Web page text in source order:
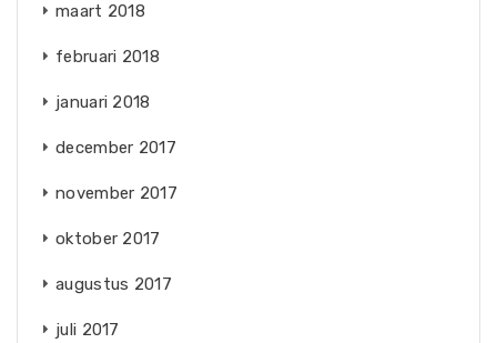
maart 2018
februari 2018
januari 2018
december 2017
november 2017
oktober 2017
augustus 2017
juli 2017